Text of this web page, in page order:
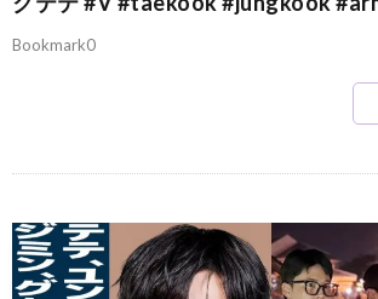
Bookmark0